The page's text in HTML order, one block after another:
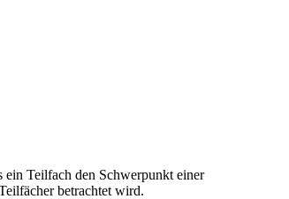
ein Teilfach den Schwerpunkt einer
betrachtet wird.